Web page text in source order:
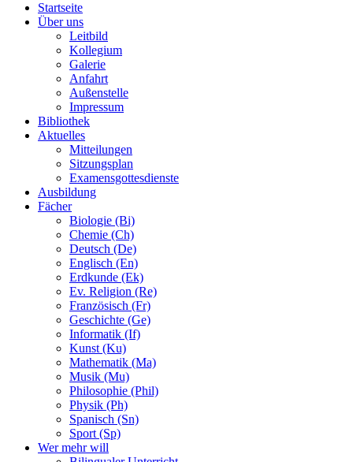
Startseite
Über uns
Leitbild
Kollegium
Galerie
Anfahrt
Außenstelle
Impressum
Bibliothek
Aktuelles
Mitteilungen
Sitzungsplan
Examensgottesdienste
Ausbildung
Fächer
Biologie (Bi)
Chemie (Ch)
Deutsch (De)
Englisch (En)
Erdkunde (Ek)
Ev. Religion (Re)
Französisch (Fr)
Geschichte (Ge)
Informatik (If)
Kunst (Ku)
Mathematik (Ma)
Musik (Mu)
Philosophie (Phil)
Physik (Ph)
Spanisch (Sn)
Sport (Sp)
Wer mehr will